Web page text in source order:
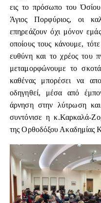
εις το πρόσωπο του
Άγιος Πορφύριος, οι
επηρεάζουν όχι μόνον
οποίους τους κάνουμε,
ευθύνη και το χρέος του
μεταμορφώνουμε το
καθένας μπορέσει να
οδηγηθεί, μέσα από
άρνηση στην λύτρωση
συντόνισε η κ.Καρκαλά-
της Ορθοδόξου Ακαδημίας